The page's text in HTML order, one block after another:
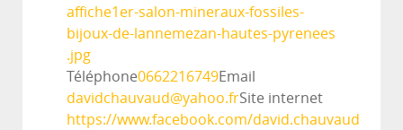
affiche1er-salon-mineraux-fossiles-
bijoux-de-lannemezan-hautes-pyrenees
.jpg
Téléphone0662216749Email
davidchauvaud@yahoo.frSite internet
https://www.facebook.com/david.chauvaud